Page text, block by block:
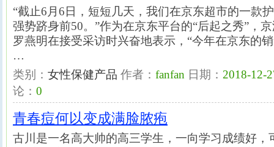
“截止6月6日，短短几天，我们在京东超市的一款
强势跻身前50。”作为在京东平台的“后起之秀”，
罗燕明在接受采访时兴奋地表示，“今年在京东的
…
类别： 女性保健产品 作者： fanfan 日期： 2018-12-
论： 0
青春痘何以变成满脸脓疱
古川是一名高大帅的高三学生，一向学习成绩好，